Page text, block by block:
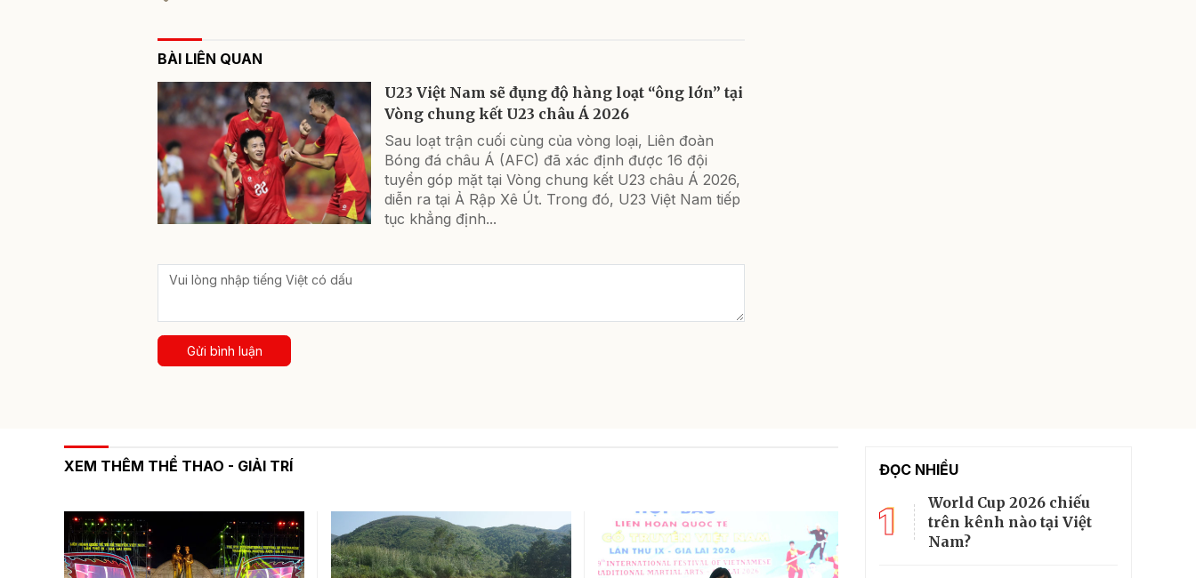
BÀI LIÊN QUAN
U23 Việt Nam sẽ đụng độ hàng loạt “ông lớn” tại
Vòng chung kết U23 châu Á 2026
Sau loạt trận cuối cùng của vòng loại, Liên đoàn
Bóng đá châu Á (AFC) đã xác định được 16 đội
tuyển góp mặt tại Vòng chung kết U23 châu Á 2026,
diễn ra tại Ả Rập Xê Út. Trong đó, U23 Việt Nam tiếp
tục khẳng định...
Gửi bình luận
XEM THÊM THỂ THAO - GIẢI TRÍ ĐỌC NHIỀU
1
World Cup 2026 chiếu
trên kênh nào tại Việt
Nam?